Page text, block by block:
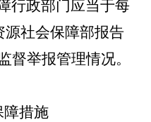
行政部门应当于每
源社会保障部报告
督举报管理情况。
措施